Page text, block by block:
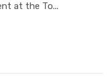
at the To...